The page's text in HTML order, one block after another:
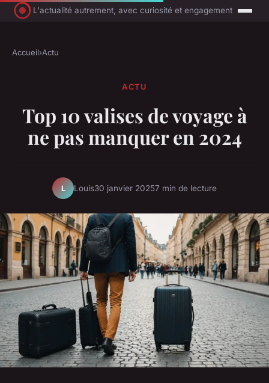
L'actualité autrement, avec curiosité et engagement
Accueil›Actu
ACTU
Top 10 valises de voyage à
ne pas manquer en 2024
L Louis30 janvier 20257 min de lecture